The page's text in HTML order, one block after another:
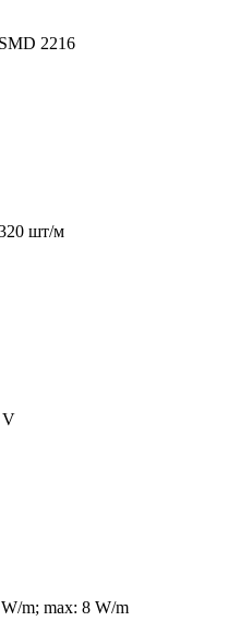
SMD 2216
шт/м
V
m; max: 8 W/m